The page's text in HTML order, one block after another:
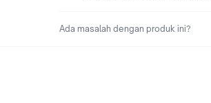
Ada masalah dengan produk ini?